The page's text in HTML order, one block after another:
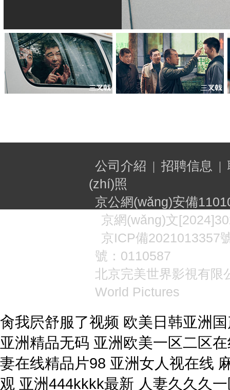
公司介紹 | 招聘信息 |
(zhí)照
京公網(wǎng)安備
京網(wǎng)文
京ICP備2021013357
號：0110587
北京完美世界影視有限
World Pictures